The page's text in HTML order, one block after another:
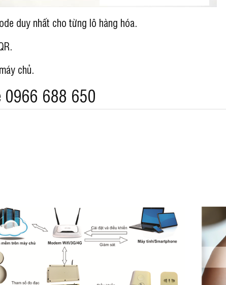
duy nhất cho từng lô hàng hóa.
chủ.
0966 688 650